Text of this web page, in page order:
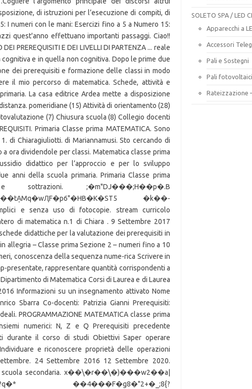
SOLETO SPA / LED
Apparecchi a
Accessori
Pali e Sostegni
Pali fotovoltaici
Rateizzazione